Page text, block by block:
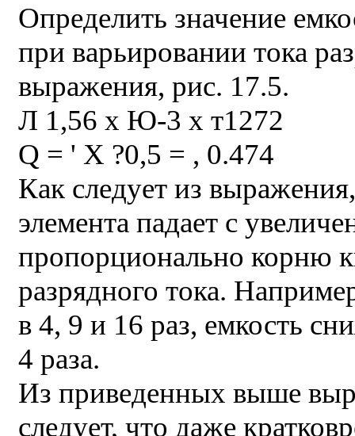
Определить значение
при варьировании тока
выражения, рис. 17.5.
Л 1,56 х Ю-3 х т1272
Q = ' Х ?0,5 = , 0.474
Как следует из
элемента падает с
пропорционально корню
разрядного тока.
в 4, 9 и 16 раз, емкость
4 раза.
Из приведенных выше
следует, что даже